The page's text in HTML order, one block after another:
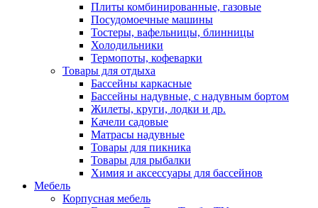
Плиты комбинированные, газовые
Посудомоечные машины
Тостеры, вафельницы, блинницы
Холодильники
Термопоты, кофеварки
Товары для отдыха
Бассейны каркасные
Бассейны надувные, с надувным бортом
Жилеты, круги, лодки и др.
Качели садовые
Матрасы надувные
Товары для пикника
Товары для рыбалки
Химия и аксессуары для бассейнов
Мебель
Корпусная мебель